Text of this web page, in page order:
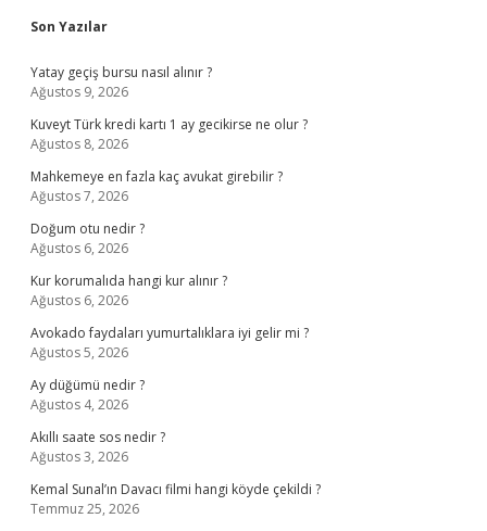
Sidebar
Son Yazılar
Yatay geçiş bursu nasıl alınır ?
Ağustos 9, 2026
Kuveyt Türk kredi kartı 1 ay gecikirse ne olur ?
Ağustos 8, 2026
Mahkemeye en fazla kaç avukat girebilir ?
Ağustos 7, 2026
Doğum otu nedir ?
Ağustos 6, 2026
Kur korumalıda hangi kur alınır ?
Ağustos 6, 2026
Avokado faydaları yumurtalıklara iyi gelir mi ?
Ağustos 5, 2026
Ay düğümü nedir ?
Ağustos 4, 2026
Akıllı saate sos nedir ?
Ağustos 3, 2026
Kemal Sunal’ın Davacı filmi hangi köyde çekildi ?
Temmuz 25, 2026